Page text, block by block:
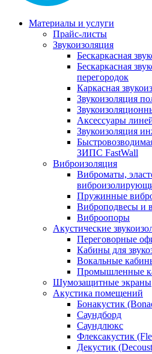
Материалы и услуги
Прайс-листы
Звукоизоляция
Бескаркасная
Бескаркасная
перегородок
Каркасная
Звукоизоляция
Аксессуары
Звукоизоляция
ЗИПС FastWall
Виброизоляция
Виброматы,
Пружинные
Виброподвесы и
Виброопоры
Акустические
Переговорные
Кабины для
Вокальные
Промышленные
Шумозащитные экраны
Акустика помещений
Бонакустик
Саундборд
Саундлюкс
Флексакустик
Декустик